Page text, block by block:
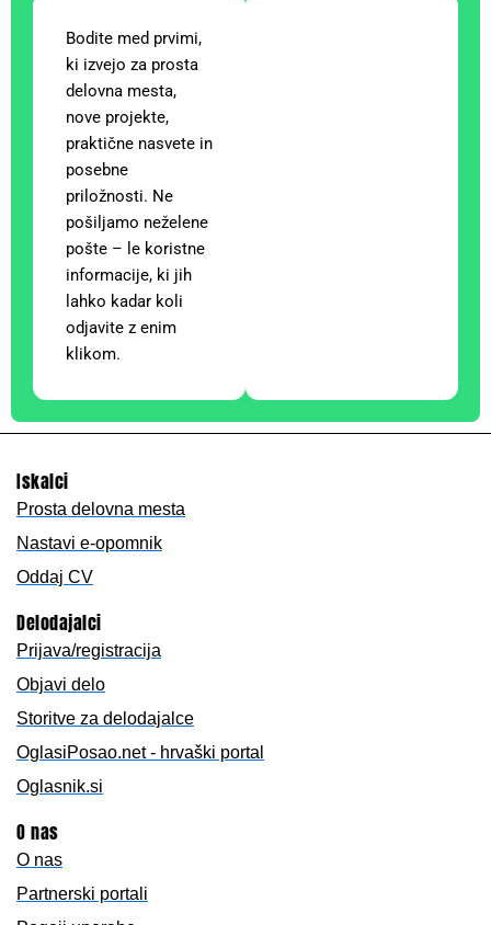
Bodite med prvimi,
ki izvejo za prosta
delovna mesta,
nove projekte,
praktične nasvete in
posebne
priložnosti. Ne
pošiljamo neželene
pošte – le koristne
informacije, ki jih
lahko kadar koli
odjavite z enim
klikom.
Iskalci
Prosta delovna mesta
Nastavi e-opomnik
Oddaj CV
Delodajalci
Prijava/registracija
Objavi delo
Storitve za delodajalce
OglasiPosao.net - hrvaški portal
Oglasnik.si
O nas
O nas
Partnerski portali